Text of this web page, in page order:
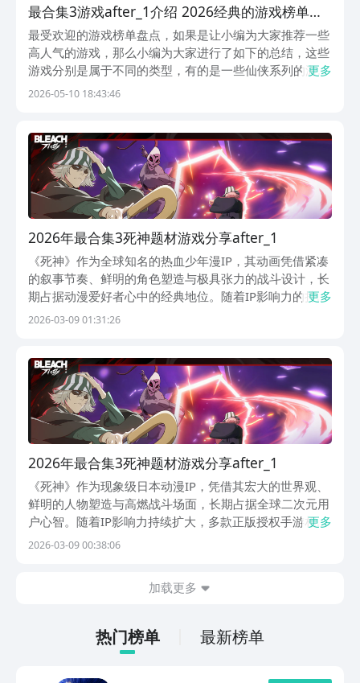
最合集3游戏after_1介绍 2026经典的游戏榜单分
享
最受欢迎的游戏榜单盘点，如果是让小编为大家推荐一些
高人气的游戏，那么小编为大家进行了如下的总结，这些
游戏分别是属于不同的类型，有的是一些仙侠系列的游
戏，有的则是具有治愈性的游戏，九游APP是阿里巴巴灵
更多
2026-05-10 18:43:46
2026年最合集3死神题材游戏分享after_1
《死神》作为全球知名的热血少年漫IP，其动画凭借紧凑
的叙事节奏、鲜明的角色塑造与极具张力的战斗设计，长
期占据动漫爱好者心中的经典地位。随着IP影响力的持续
扩大，多款正版授权手游相继上线，让玩家得以以沉浸式
更多
2026-03-09 01:31:26
2026年最合集3死神题材游戏分享after_1
《死神》作为现象级日本动漫IP，凭借其宏大的世界观、
鲜明的人物塑造与高燃战斗场面，长期占据全球二次元用
户心智。随着IP影响力持续扩大，多款正版授权手游相继
上线，让玩家得以以沉浸式方式重温尸魂界、现世与虚圈
更多
2026-03-09 00:38:06
加载更多
热门榜单 最新榜单